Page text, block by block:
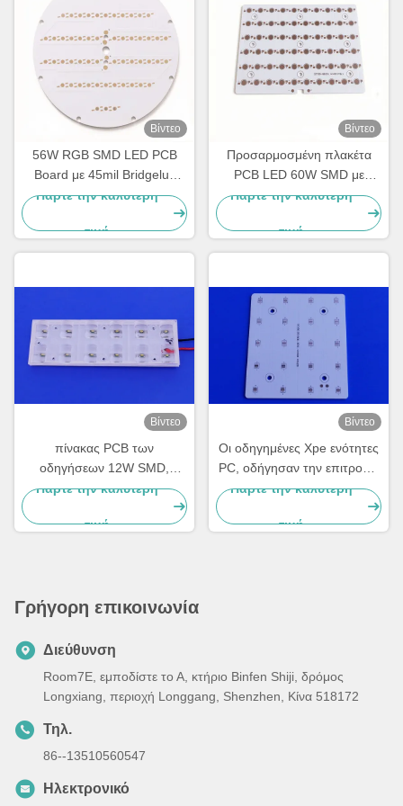
Βίντεο
56W RGB SMD LED PCB
Board με 45mil Bridgelux
LED Chips 203,2mm για
εξωτερικού & εσωτερικού
χώρου
Πάρτε την καλύτερη
τιμή
Βίντεο
Προσαρμοσμένη πλακέτα
PCB LED 60W SMD με
οπτικό φακό 10 Σειρά 6
φωτισμό δρόμου
Πάρτε την καλύτερη
τιμή
Βίντεο
πίνακας PCB των
οδηγήσεων 12W SMD,
ελαφρύ PCB των οδηγήσεων
για το φωτεινό σηματοδότη
αντικατάστασης
Πάρτε την καλύτερη
τιμή
Βίντεο
Οι οδηγημένες Xpe ενότητες
PC, οδήγησαν την επιτροπή
SMD PCB για τον οδικό
Πάρτε την καλύτερη
τιμή
Γρήγορη επικοινωνία
Διεύθυνση
Room7E, εμποδίστε το Α, κτήριο Binfen Shiji, δρόμος
Longxiang, περιοχή Longgang, Shenzhen, Κίνα 518172
Τηλ.
86--13510560547
Ηλεκτρονικό